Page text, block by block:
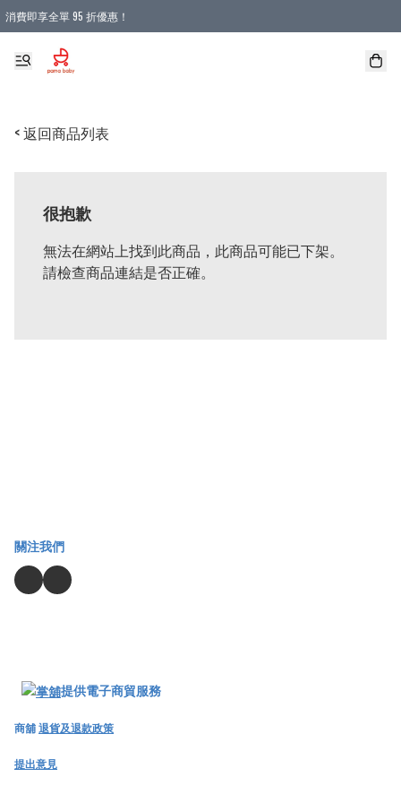
消費即享全單 95 折優惠！
購物滿 HKD 900.00即享免運費優惠！（適用於 本地送貨、本地取貨 )
< 返回商品列表
很抱歉
無法在網站上找到此商品，此商品可能已下架。
請檢查商品連結是否正確。
關注我們
提供電子商貿服務
商舖退貨及退款政策
提出意見